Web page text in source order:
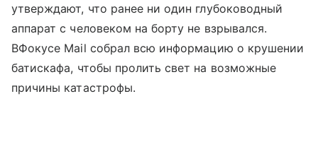
утверждают, что ранее ни один глубоководный
аппарат с человеком на борту не взрывался.
ВФокусе Mail собрал всю информацию о крушении
батискафа, чтобы пролить свет на возможные
причины катастрофы.